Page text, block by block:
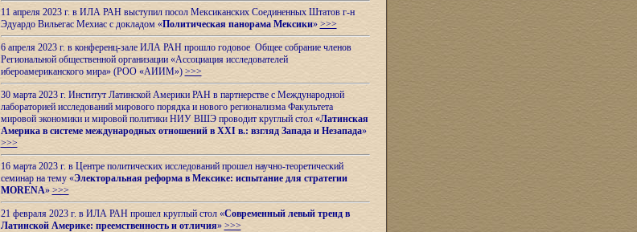
11 апреля 2023 г. в ИЛА РАН выступил посол Мексиканских Соединенных Штатов г-н
Эдуардо Вильегас Мехиас c докладом «Политическая панорама Мексики» >>>
6 апреля 2023 г. в конференц-зале ИЛА РАН прошло годовое Общее собрание членов
Региональной общественной организации «Ассоциация исследователей
ибероамериканского мира» (РОО «АИИМ») >>>
30 марта 2023 г. Институт Латинской Америки РАН в партнерстве с Международной
лабораторией исследований мирового порядка и нового регионализма Факультета
мировой экономики и мировой политики НИУ ВШЭ проводит круглый стол «Латинская
Америка в системе международных отношений в XXI в.: взгляд Запада и Незапада»
>>>
16 марта 2023 г. в Центре политических исследований прошел научно-теоретический
семинар на тему «Электоральная реформа в Мексике: испытание для стратегии
MORENA» >>>
21 февраля 2023 г. в ИЛА РАН прошел круглый стол «Современный левый тренд в
Латинской Америке: преемственность и отличия» >>>